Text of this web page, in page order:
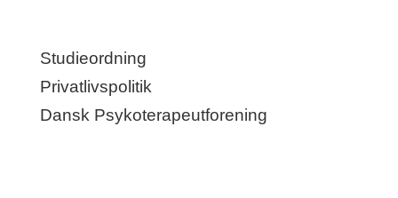
Studieordning
Privatlivspolitik
Dansk Psykoterapeutforening